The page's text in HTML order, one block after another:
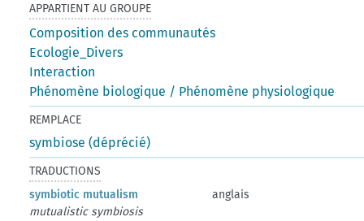
APPARTIENT AU GROUPE
Composition des communautés
Ecologie_Divers
Interaction
Phénomène biologique / Phénomène physiologique
REMPLACE
symbiose (déprécié)
TRADUCTIONS
symbiotic mutualism
anglais
mutualistic symbiosis